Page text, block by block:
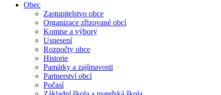
Obec
Zastupitelstvo obce
Organizace zřizované obcí
Komise a výbory
Usnesení
Rozpočty obce
Historie
Památky a zajímavosti
Partnerství obcí
Počasí